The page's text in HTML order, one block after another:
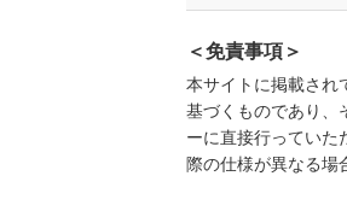
＜免責事項＞
本サイトに掲載され
基づくものであり、
ーに直接行っていた
際の仕様が異なる場